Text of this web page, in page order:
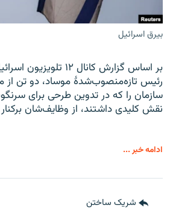
بیرق اسرائیل
بر اساس گزارش کانال ۱۲
رئیس تازه‌منصوب‌شدۀ موساد، دو تن از
سازمان را که در تدوین طرحی برای
نقش کلیدی داشتند، از وظایف‌شان
ادامه خبر ...
شریک ساختن